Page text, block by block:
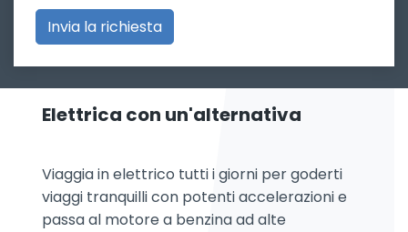
Elettrica con un'alternativa
Viaggia in elettrico tutti i giorni per goderti
viaggi tranquilli con potenti accelerazioni e
passa al motore a benzina ad alte